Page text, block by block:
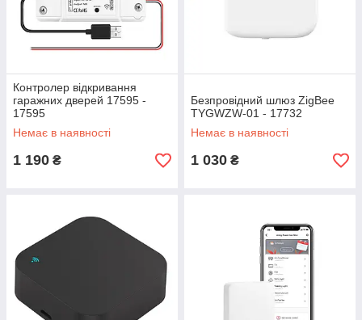
Контролер відкривання
гаражних дверей 17595 -
17595
Немає в наявності
1 190 ₴
Безпровідний шлюз ZigBee
TYGWZW-01 - 17732
Немає в наявності
1 030 ₴